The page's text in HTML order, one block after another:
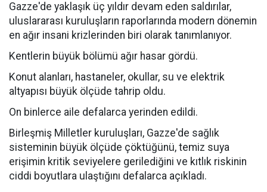
Gazze'de yaklaşık üç yıldır devam eden saldırılar,
uluslararası kuruluşların raporlarında modern dönemin
en ağır insani krizlerinden biri olarak tanımlanıyor.
Kentlerin büyük bölümü ağır hasar gördü.
Konut alanları, hastaneler, okullar, su ve elektrik
altyapısı büyük ölçüde tahrip oldu.
On binlerce aile defalarca yerinden edildi.
Birleşmiş Milletler kuruluşları, Gazze'de sağlık
sisteminin büyük ölçüde çöktüğünü, temiz suya
erişimin kritik seviyelere gerilediğini ve kıtlık riskinin
ciddi boyutlara ulaştığını defalarca açıkladı.